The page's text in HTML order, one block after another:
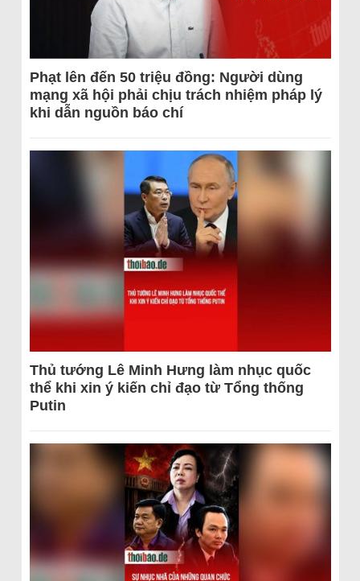
Phạt lên đến 50 triệu đồng: Người dùng
mạng xã hội phải chịu trách nhiệm pháp lý
khi dẫn nguồn báo chí
Thủ tướng Lê Minh Hưng làm nhục quốc
thể khi xin ý kiến chỉ đạo từ Tổng thống
Putin